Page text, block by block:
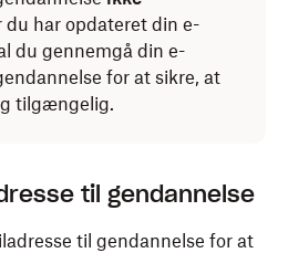
har opdateret din e-
du gennemgå din e-
for at sikre, at
tilgængelig.
til gendannelse
til gendannelse for at